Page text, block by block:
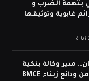
بتهمة الضرب و
غابوية وتوثيقها
زيارة
مدير وكالة بنكية
يختلس المليارات من ودائع زبناء BMCE